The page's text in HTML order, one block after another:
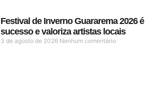
Festival de Inverno Guararema 2026 é
sucesso e valoriza artistas locais
3 de agosto de 2026 Nenhum comentário